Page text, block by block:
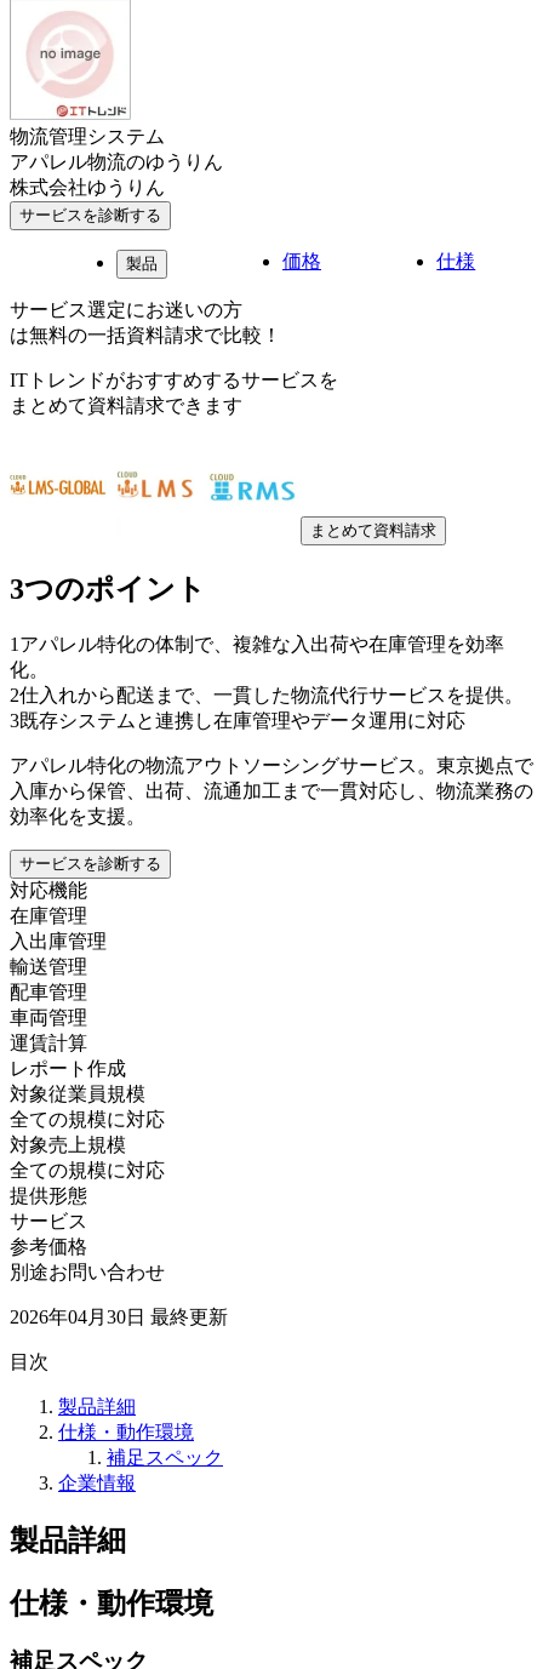
物流管理システム
アパレル物流のゆうりん
株式会社ゆうりん
サービスを診断する
製品 価格 仕様
サービス選定にお迷いの方
は無料の一括資料請求で比較！
ITトレンドがおすすめするサービスを
まとめて資料請求できます
まとめて資料請求
3つのポイント
1 アパレル特化の体制で、複雑な入出荷や在庫管理を効率
化。
2仕入れから配送まで、一貫した物流代行サービスを提供。
3既存システムと連携し在庫管理やデータ運用に対応
アパレル特化の物流アウトソーシングサービス。東京拠点で
入庫から保管、出荷、流通加工まで一貫対応し、物流業務の
効率化を支援。
サービスを診断する
対応機能
在庫管理
入出庫管理
輸送管理
配車管理
車両管理
運賃計算
レポート作成
対象従業員規模
全ての規模に対応
対象売上規模
全ての規模に対応
提供形態
サービス
参考価格
別途お問い合わせ
2026年04月30日 最終更新
目次
製品詳細
仕様・動作環境
補足スペック
企業情報
製品詳細
仕様・動作環境
補足スペック